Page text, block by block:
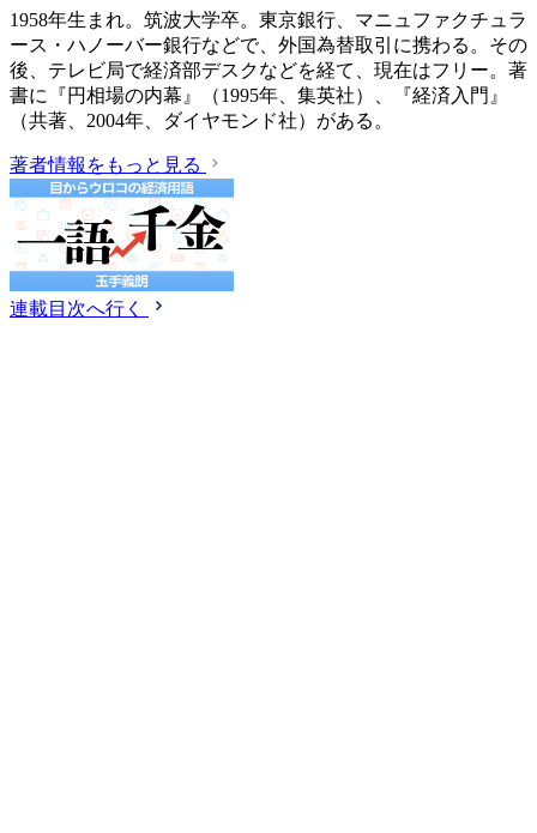
1958年生まれ。筑波大学卒。東京銀行、マニュファクチュラ
ース・ハノーバー銀行などで、外国為替取引に携わる。その
後、テレビ局で経済部デスクなどを経て、現在はフリー。著
書に『円相場の内幕』（1995年、集英社）、『経済入門』
（共著、2004年、ダイヤモンド社）がある。
著者情報をもっと見る
連載目次へ行く